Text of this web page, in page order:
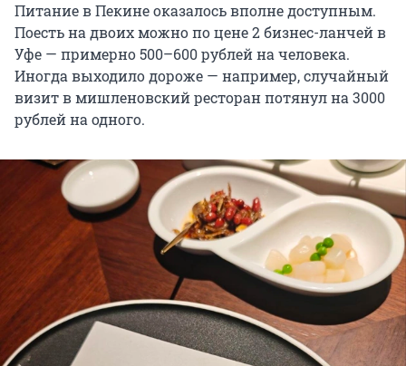
Питание в Пекине оказалось вполне доступным.
Поесть на двоих можно по цене 2 бизнес-ланчей в
Уфе — примерно 500–600 рублей на человека.
Иногда выходило дороже — например, случайный
визит в мишленовский ресторан потянул на 3000
рублей на одного.